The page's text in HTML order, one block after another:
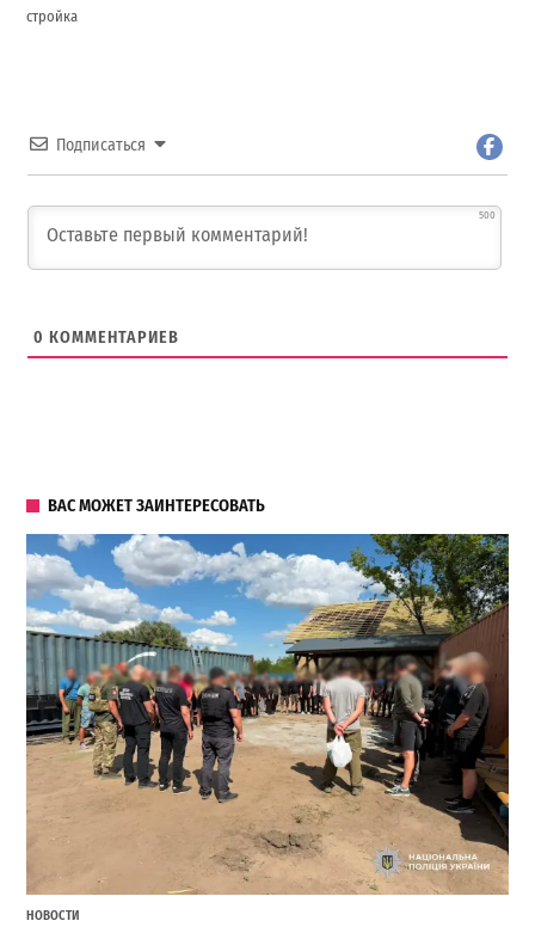
стройка
Подписаться
500
0 КОММЕНТАРИЕВ
ВАС МОЖЕТ ЗАИНТЕРЕСОВАТЬ
НОВОСТИ